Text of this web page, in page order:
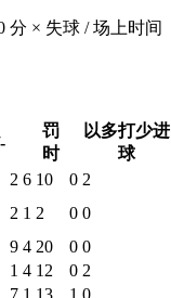
分 × 失球 / 场上时间
罚
时
以多打少进
球
2 6 10 0 2
2 1 2 0 0
9 4 20 0 0
1 4 12 0 2